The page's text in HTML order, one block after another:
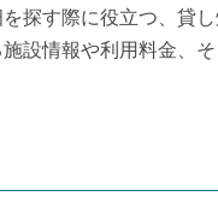
探す際に役立つ、貸
設情報や利用料金、